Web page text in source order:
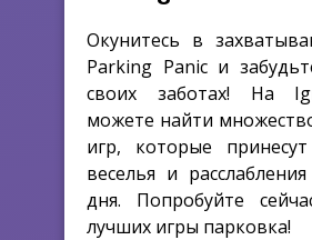
Окунитесь в
Parking Panic и
своих заботах! На
можете найти
игр, которые
веселья и
дня. Попробуйте
лучших игры парковка!